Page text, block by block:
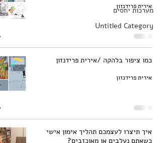
מערכות יחסים
Untitled Category
אירית פרידנזון
כמו ציפור בלהקה /אירית פרידנזון
אירית פרידנזון
איך תיצרו לעצמכם תהליך אימון אישי
כשאתם נעלבים או מאוכזבים?